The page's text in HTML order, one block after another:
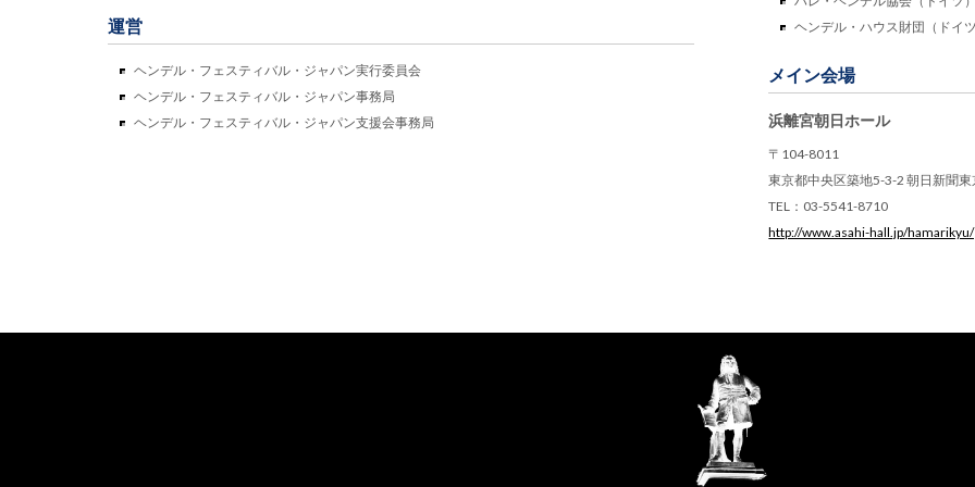
運営
ヘンデル・フェスティバル・ジャパン実行委員会
ヘンデル・フェスティバル・ジャパン事務局
ヘンデル・フェスティバル・ジャパン支援会事務局
ヘンデル・ハウス財団（ドイツ
メイン会場
浜離宮朝日ホール
〒104-8011
東京都中央区築地5-3-2 朝日新聞
TEL：03-5541-8710
http://www.asahi-hall.jp/hamarikyu/